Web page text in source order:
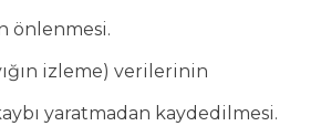
önlenmesi.
izleme) verilerinin
yaratmadan kaydedilmesi.